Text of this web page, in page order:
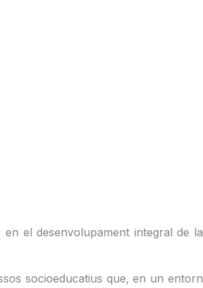
el desenvolupament integral de la
socioeducatius que, en un entorn